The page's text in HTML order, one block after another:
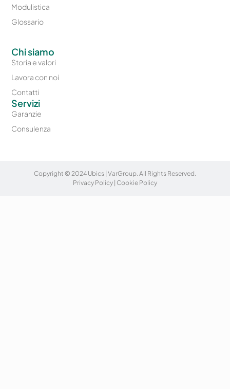
Chi siamo
Storia e valori
Lavora con noi
Contatti
Servizi
Garanzie
Consulenza
Modulistica
Glossario
Copyright © 2024 Ubics | VarGroup. All Rights Reserved.
Privacy Policy Cookie Policy